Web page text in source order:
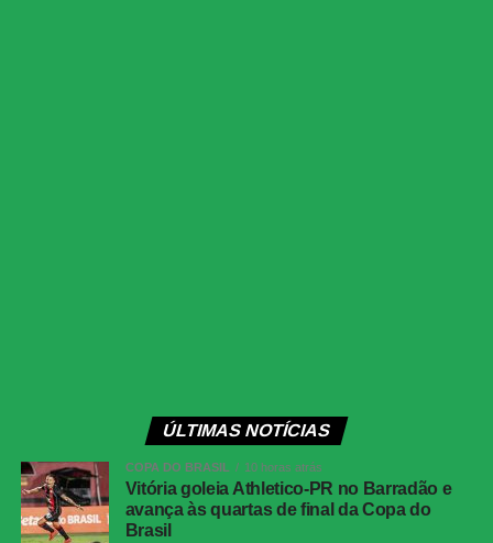
Data e horário:02.08 (domingo), às 19h30 (de
Local: Beira-Rio, em Porto Alegre (RS)
ÚLTIMAS NOTÍCIAS
COPA DO BRASIL 10 horas atrás
Vitória goleia Athletico-PR no Barradão e
avança às quartas de final da Copa do
Brasil